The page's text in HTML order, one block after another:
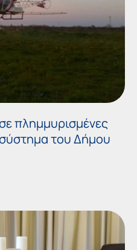
πλημμυρισμένες
του Δήμου